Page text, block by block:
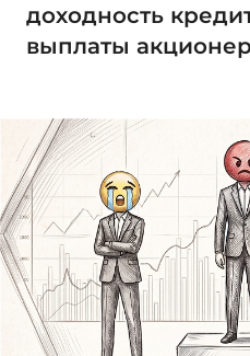
доходность
выплаты